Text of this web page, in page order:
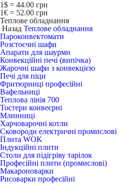
1$ = 44.00 грн
1€ = 52.00 грн
Теплове обладнання
Назад Теплове обладнання
Пароконвектомати
Розстоєчні шафи
Апарати для шаурми
Конвекційні печі (випічка)
Жарочні шафи з конвекцією
Печі для піци
Фритюрниці професійні
Вафельниці
Теплова лінія 700
Тостери конвеєрні
Млинниці
Харчоварочні котли
Сковороди електричні промислові
Плита WOK
Індукційні плити
Столи для підігріву тарілок
Професійні плити (промислові)
Макароноварки
Рисоварки професійні